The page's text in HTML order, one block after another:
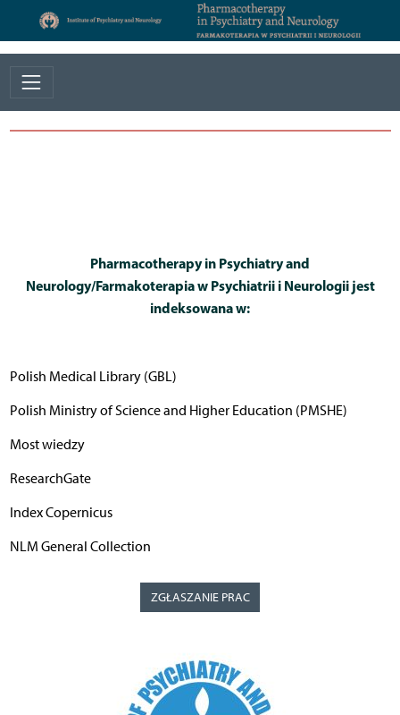
Pharmacotherapy in Psychiatry and
Neurology/Farmakoterapia w Psychiatrii i Neurologii jest
indeksowana w:
Polish Medical Library (GBL)
Polish Ministry of Science and Higher Education (PMSHE)
Most wiedzy
ResearchGate
Index Copernicus
NLM General Collection
ZGŁASZANIE PRAC